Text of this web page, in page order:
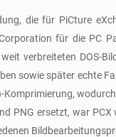
die für PiCture
für die PC
verbreiteten DOS-
sowie später echte
Komprimierung,
PNG ersetzt, war